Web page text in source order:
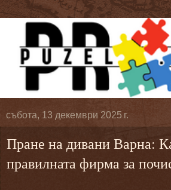
събота, 13 декември 2025 г.
Пране на дивани Варна:
правилната фирма за